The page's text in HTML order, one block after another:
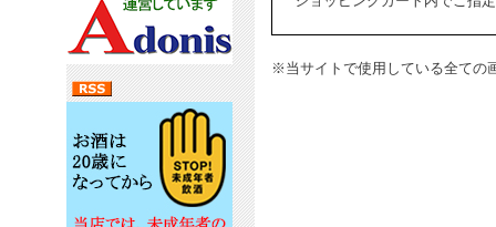
※当サイトで使用している全ての